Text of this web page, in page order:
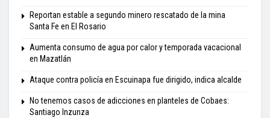
Reportan estable a segundo minero rescatado de la mina
Santa Fe en El Rosario
Aumenta consumo de agua por calor y temporada vacacional
en Mazatlán
Ataque contra policía en Escuinapa fue dirigido, indica alcalde
No tenemos casos de adicciones en planteles de Cobaes:
Santiago Inzunza